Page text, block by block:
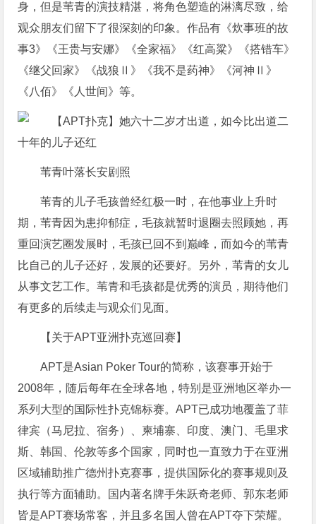
身，但是苇青的演技精湛，将角色塑造的淋漓尽致，给
观众朋友们留下了很深刻的印象。作品有《炊事班的故
事3》《王贵与安娜》《全家福》《红高粱》《搭错车》
《继父回家》《战狼Ⅱ》《我不是药神》《河神Ⅱ》
《八佰》《人世间》等。
苇青叶落长安剧照
苇青的儿子毛孩曾经红极一时，在他事业上升时
期，苇青因为患抑郁症，毛孩就暂时退圈去照顾她，再
重回演艺圈发展时，毛孩已回不到巅峰，而如今的苇青
比自己的儿子还好，发展的还要好。另外，苇青的女儿
从事文艺工作。苇青和毛孩都是优秀的演员，期待他们
有更多的后续走与观众们见面。
【关于APT亚洲扑克巡回赛】
APT是Asian Poker Tour的简称，该赛事开始于
2008年，随后每年在全球各地，特别是亚洲地区举办一
系列大型的国际性扑克锦标赛。APT已成功地覆盖了菲
律宾（马尼拉、宿务）、柬埔寨、印度、澳门、毛里求
斯、韩国、伦敦等多个国家，同时也一直致力于在亚洲
区域辅助推广德州扑克赛事，提供国际化的赛事规则及
执行等方面辅助。国内著名牌手朱跃奇老师、郭东老师
皆是APT赛场常客，并且多名国人曾在APT夺下荣耀。